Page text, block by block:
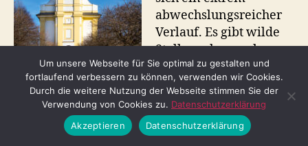
St. Michael am
Pfanzeltplatz
(20.02.2021) © Thomas
abwechslungsreicher
Verlauf. Es gibt wilde
Stellen, aber auch
gezähmte, bei denen
der Bach fast schon
trostlos in einer
schnurgeraden
Betonrinne
Um unsere Webseite für Sie optimal zu gestalten und
fortlaufend verbessern zu können, verwenden wir Cookies.
Durch die weitere Nutzung der Webseite stimmen Sie der
Verwendung von Cookies zu. Datenschutzerklärung
Akzeptieren
Datenschutzerklärung